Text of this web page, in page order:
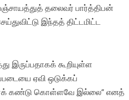
தலைவர் பார்த்திபன்
இந்தத் திட்டமிட்ட
இருப்பதாகக் கூறியுள்ள
ஏவி ஒடுக்கப்
கண்டு கொள்ளவே இல்லை” எனத்